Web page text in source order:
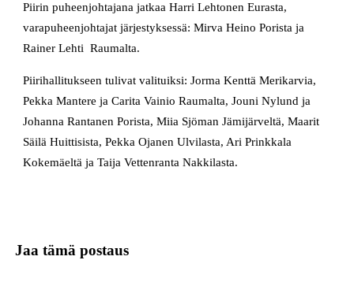
Piirin puheenjohtajana jatkaa Harri Lehtonen Eurasta,
varapuheenjohtajat järjestyksessä: Mirva Heino Porista ja
Rainer Lehti Raumalta.
Piirihallitukseen tulivat valituiksi: Jorma Kenttä Merikarvia,
Pekka Mantere ja Carita Vainio Raumalta, Jouni Nylund ja
Johanna Rantanen Porista, Miia Sjöman Jämijärveltä, Maarit
Säilä Huittisista, Pekka Ojanen Ulvilasta, Ari Prinkkala
Kokemäeltä ja Taija Vettenranta Nakkilasta.
Jaa tämä postaus